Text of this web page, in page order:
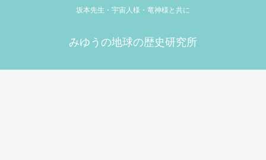
坂本先生・宇宙人様・竜神様と共に
みゆうの地球の歴史研究所